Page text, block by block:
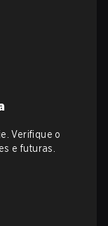
Verifique o
e futuras.